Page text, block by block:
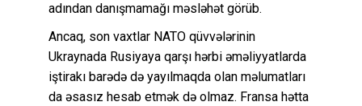
adından danışmamağı məsləhət görüb.
Ancaq, son vaxtlar NATO qüvvələrinin
Ukraynada Rusiyaya qarşı hərbi əməliyyatlarda
iştirakı barədə də yayılmaqda olan məlumatları
da əsasız hesab etmək də olmaz. Fransa hətta